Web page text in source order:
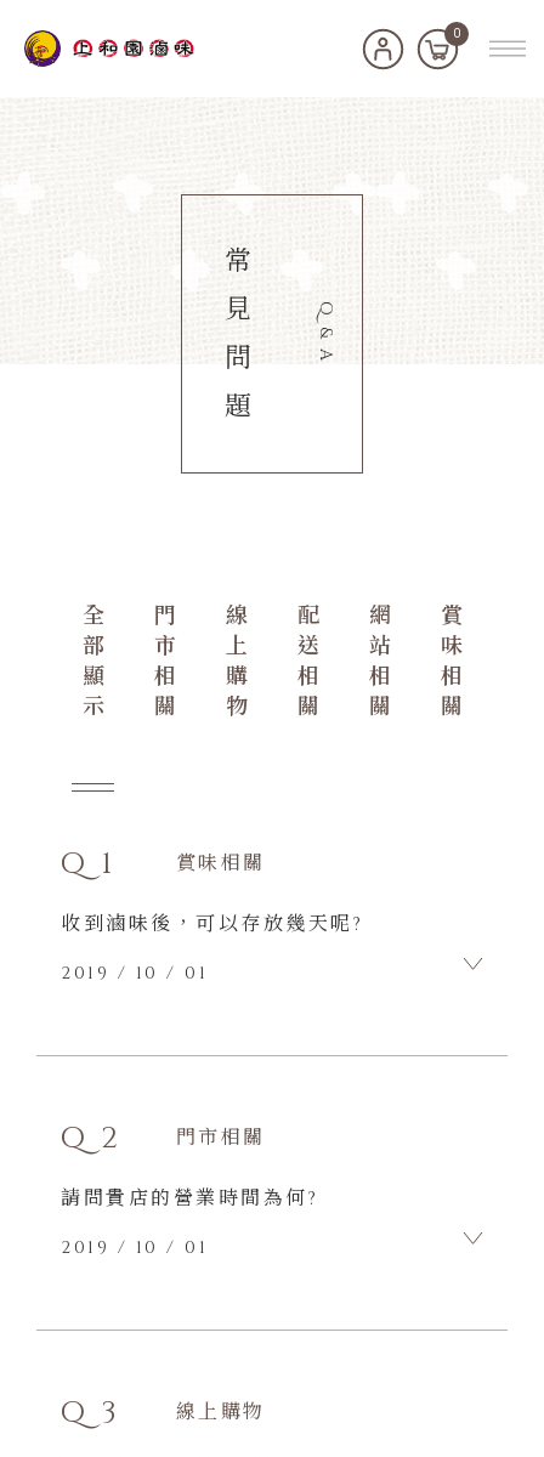
0
常
見
問
題
Q&A
全
部
顯
示
門
市
相
關
線
上
購
物
配
送
相
關
網
站
相
關
賞
味
相
關
Q1 賞味相關
收到滷味後，可以存放幾天呢?
2019 / 10 / 01
Q2 門市相關
請問貴店的營業時間為何?
2019 / 10 / 01
23:00
Q3 線上購物